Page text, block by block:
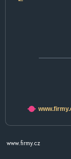
www.firmy.cz